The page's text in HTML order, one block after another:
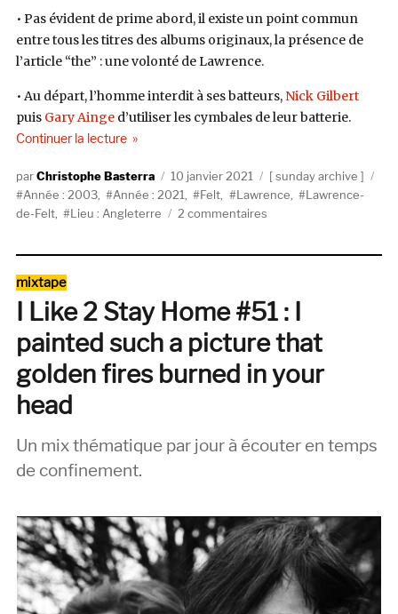
• Pas évident de prime abord, il existe un point commun
entre tous les titres des albums originaux, la présence de
l’article “the” : une volonté de Lawrence.
• Au départ, l’homme interdit à ses batteurs, Nick Gilbert
puis Gary Ainged’utiliser les cymbales de leur batterie.
Continuer la lecturede « Ce qu’il faut savoir sur Felt pour épater la
AuteurChristophe Basterra
Publié
le
10 janvier 2021 Catégories
sunday archive
Année : 2003, Année : 2021 Felt Lawrence
Lawrence-
de-Felt, Lieu : Angleterre 2 commentaires
sur
Felt
pour
la
Catégories
mixtape
I Like 2 Stay Home #51 : I
painted such a picture that
golden fires burned in your
head
Un mix thématique par jour à écouter en temps
de confinement.